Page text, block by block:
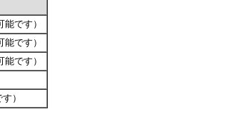
能です）
能です）
能です）
）